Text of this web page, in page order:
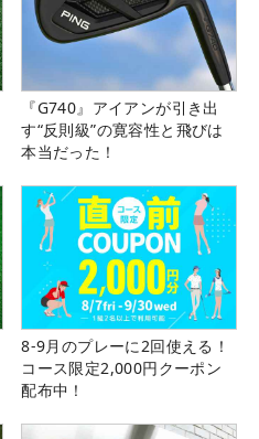
『G740』アイアンが引き出
す“反則級”の寛容性と飛びは
本当だった！
8-9月のプレーに2回使える！
コース限定2,000円クーポン
配布中！